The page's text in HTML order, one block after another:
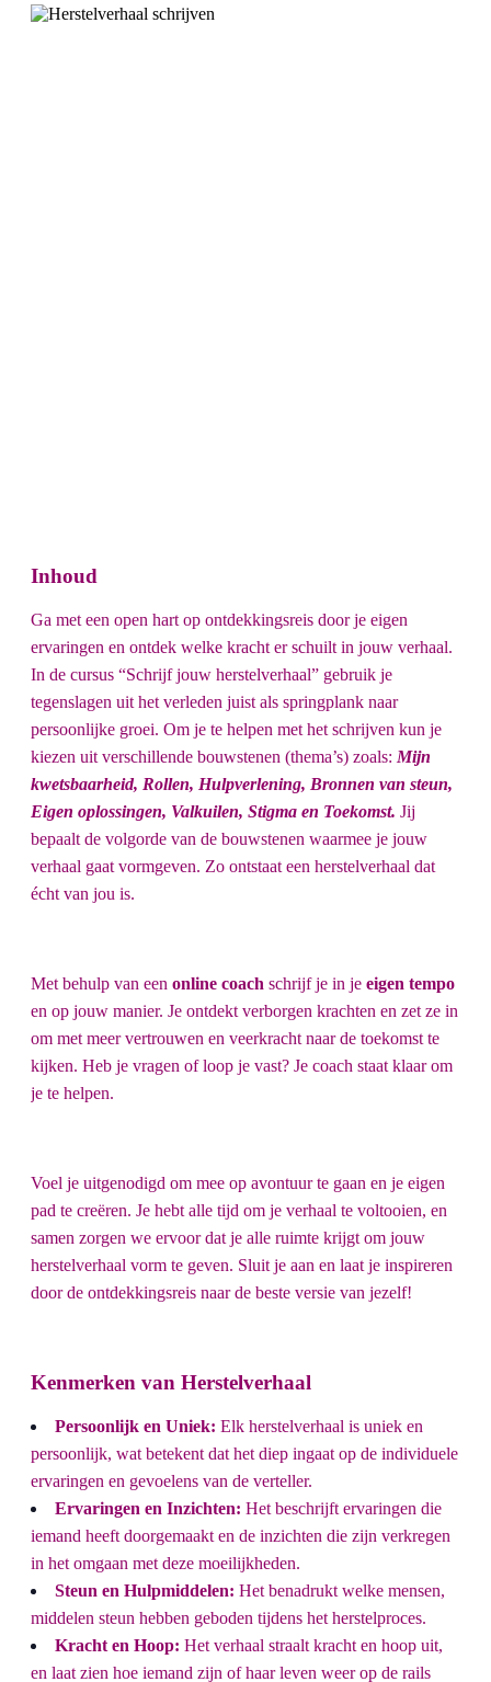
Inhoud
Ga met een open hart op ontdekkingsreis door je eigen
ervaringen en ontdek welke kracht er schuilt in jouw verhaal.
In de cursus “Schrijf jouw herstelverhaal” gebruik je
tegenslagen uit het verleden juist als springplank naar
persoonlijke groei. Om je te helpen met het schrijven kun je
kiezen uit verschillende bouwstenen (thema’s) zoals: Mijn
kwetsbaarheid, Rollen, Hulpverlening, Bronnen van steun,
Eigen oplossingen, Valkuilen, Stigma en Toekomst. Jij
bepaalt de volgorde van de bouwstenen waarmee je jouw
verhaal gaat vormgeven. Zo ontstaat een herstelverhaal dat
écht van jou is.
Met behulp van een online coach schrijf je in je eigen tempo
en op jouw manier. Je ontdekt verborgen krachten en zet ze in
om met meer vertrouwen en veerkracht naar de toekomst te
kijken. Heb je vragen of loop je vast? Je coach staat klaar om
je te helpen.
Voel je uitgenodigd om mee op avontuur te gaan en je eigen
pad te creëren. Je hebt alle tijd om je verhaal te voltooien, en
samen zorgen we ervoor dat je alle ruimte krijgt om jouw
herstelverhaal vorm te geven. Sluit je aan en laat je inspireren
door de ontdekkingsreis naar de beste versie van jezelf!
Kenmerken van Herstelverhaal
Persoonlijk en Uniek: Elk herstelverhaal is uniek en
persoonlijk, wat betekent dat het diep ingaat op de individuele
ervaringen en gevoelens van de verteller.
Ervaringen en Inzichten: Het beschrijft ervaringen die
iemand heeft doorgemaakt en de inzichten die zijn verkregen
in het omgaan met deze moeilijkheden.
Steun en Hulpmiddelen: Het benadrukt welke mensen,
middelen steun hebben geboden tijdens het herstelproces.
Kracht en Hoop: Het verhaal straalt kracht en hoop uit,
en laat zien hoe iemand zijn of haar leven weer op de rails